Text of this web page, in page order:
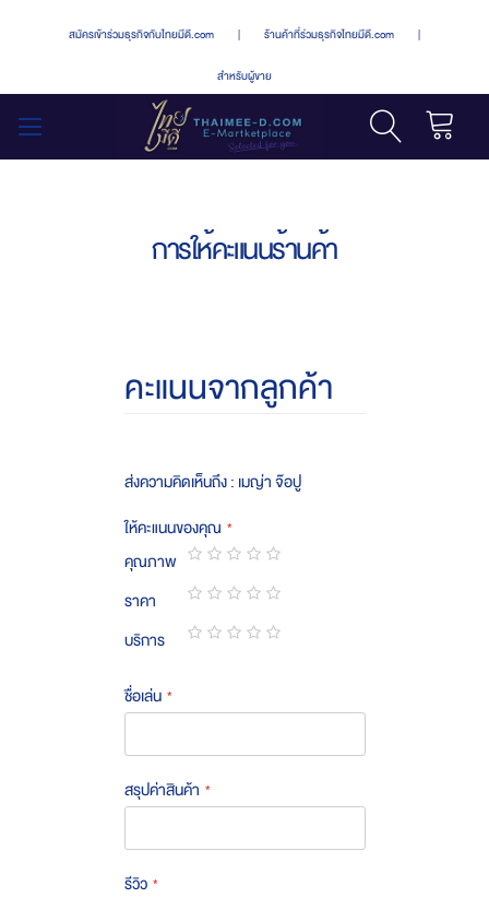
สมัครเข้าร่วมธุรกิจกับไทยมีดี.com | ร้านค้าที่ร่วมธุรกิจไทยมีดี.com |
สำหรับผู้ขาย
การให้คะแนนร้านค้า
คะแนนจากลูกค้า
ส่งความคิดเห็นถึง : เมญ่า จ๊อปู
ให้คะแนนของคุณ
คุณภาพ
1
star
2
stars
3
stars
4
stars
5
stars
ราคา
1
star
2
stars
3
stars
4
stars
5
stars
บริการ
ชื่อเล่น
สรุปค่าสินค้า
รีวิว